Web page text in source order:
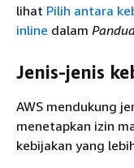
lihat Pilih antara
inline dalam
Jenis-jenis
AWS mendukung
menetapkan izin
kebijakan yang